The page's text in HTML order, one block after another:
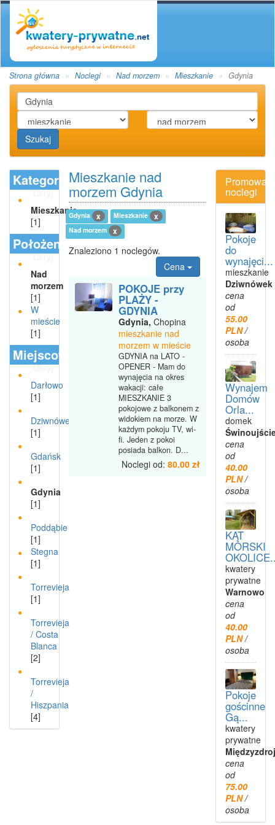
Strona główna Noclegi Nad morzem Mieszkanie Gdynia
Szukaj
Kategoria
Ukryj
Mieszkanie
[1]
Położenie
Ukryj
Nad
morzem
[1]
W
mieście
[1]
Miejscowości
Ukryj
Darłowo
[1]
Dziwnówek
[1]
Gdańsk
[1]
Gdynia
[1]
Poddąbie
[1]
Stegna
[1]
Torrevieja
[1]
Torrevieja
/ Costa
Blanca
[2]
Torrevieja
/
Hiszpania
[4]
Mieszkanie nad
morzem Gdynia
Gdynia x Mieszkanie x
Nad morzem x
Znaleziono 1 noclegów.
Cena
POKOJE przy
PLAŻY -
GDYNIA
Gdynia, Chopina
mieszkanie nad
morzem w mieście
GDYNIA na LATO -
OPENER - Mam do
wynajęcia na okres
wakacji: całe
MIESZKANIE 3
pokojowe z balkonem z
widokiem na morze. W
każdym pokoju TV, wi-
fi. Jeden z pokoi
posiada balkon. D...
Noclegi od: 80.00 zł
noclegi
Pokoje
do
wynajęci...
mieszkanie
Dziwnówek
cena
od
55.00
PLN/
osoba
Wynajem
Domów
Orla...
domek
cena
od
40.00
PLN/
osoba
KĄT
MORSKI
kwatery
prywatne
Warnowo
cena
od
40.00
PLN/
osoba
Pokoje
gościnne
Gą...
kwatery
prywatne
cena
od
75.00
PLN/
osoba